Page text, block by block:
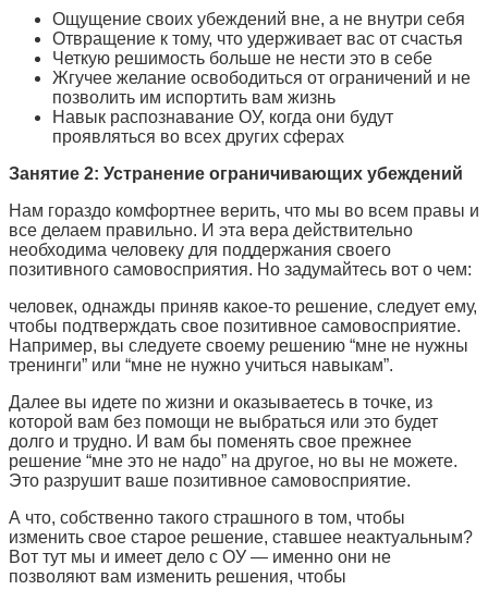
Ощущение своих убеждений вне, а не внутри себя
Отвращение к тому, что удерживает вас от счастья
Четкую решимость больше не нести это в себе
Жгучее желание освободиться от ограничений и не
позволить им испортить вам жизнь
Навык распознавание ОУ, когда они будут
проявляться во всех других сферах
Занятие 2: Устранение ограничивающих убеждений
Нам гораздо комфортнее верить, что мы во всем правы и
все делаем правильно. И эта вера действительно
необходима человеку для поддержания своего
позитивного самовосприятия. Но задумайтесь вот о чем:
человек, однажды приняв какое-то решение, следует ему,
чтобы подтверждать свое позитивное самовосприятие.
Например, вы следуете своему решению “мне не нужны
тренинги” или “мне не нужно учиться навыкам”.
Далее вы идете по жизни и оказываетесь в точке, из
которой вам без помощи не выбраться или это будет
долго и трудно. И вам бы поменять свое прежнее
решение “мне это не надо” на другое, но вы не можете.
Это разрушит ваше позитивное самовосприятие.
А что, собственно такого страшного в том, чтобы
изменить свое старое решение, ставшее неактуальным?
Вот тут мы и имеет дело с ОУ — именно они не
позволяют вам изменить решения, чтобы